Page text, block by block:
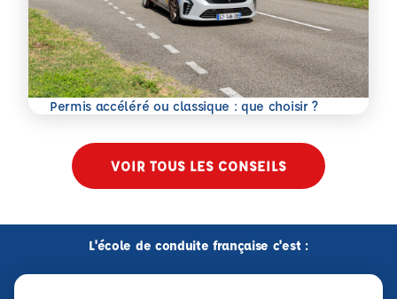
Permis accéléré ou classique : que choisir ?
En savoir plus
VOIR TOUS LES CONSEILS
L'école de conduite française c'est :